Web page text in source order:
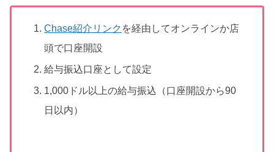
Chase紹介リンク を経由してオンラインか店
頭で口座開設
給与振込口座として設定
1,000ドル以上の給与振込（口座開設から90
日以内）